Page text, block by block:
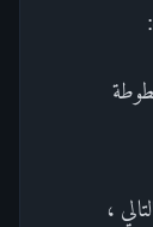
المخطوطة
،